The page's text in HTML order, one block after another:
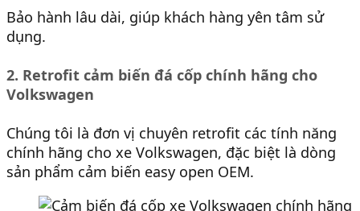
Bảo hành lâu dài, giúp khách hàng yên tâm sử
dụng.
2. Retrofit cảm biến đá cốp chính hãng cho
Volkswagen
Chúng tôi là đơn vị chuyên retrofit các tính năng
chính hãng cho xe Volkswagen, đặc biệt là dòng
sản phẩm cảm biến easy open OEM.